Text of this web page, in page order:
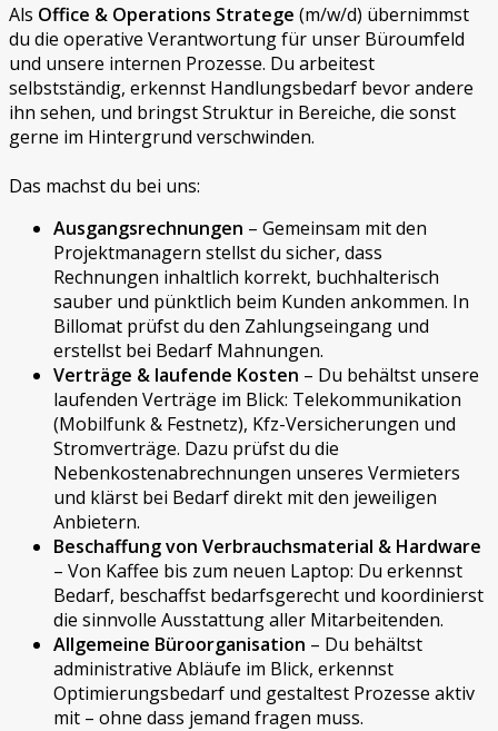
Als Office & Operations Stratege (m/w/d) übernimmst
du die operative Verantwortung für unser Büroumfeld
und unsere internen Prozesse. Du arbeitest
selbstständig, erkennst Handlungsbedarf bevor andere
ihn sehen, und bringst Struktur in Bereiche, die sonst
gerne im Hintergrund verschwinden.
Das machst du bei uns:
Ausgangsrechnungen – Gemeinsam mit den
Projektmanagern stellst du sicher, dass
Rechnungen inhaltlich korrekt, buchhalterisch
sauber und pünktlich beim Kunden ankommen. In
Billomat prüfst du den Zahlungseingang und
erstellst bei Bedarf Mahnungen.
Verträge & laufende Kosten – Du behältst unsere
laufenden Verträge im Blick: Telekommunikation
(Mobilfunk & Festnetz), Kfz-Versicherungen und
Stromverträge. Dazu prüfst du die
Nebenkostenabrechnungen unseres Vermieters
und klärst bei Bedarf direkt mit den jeweiligen
Anbietern.
Beschaffung von Verbrauchsmaterial & Hardware
– Von Kaffee bis zum neuen Laptop: Du erkennst
Bedarf, beschaffst bedarfsgerecht und koordinierst
die sinnvolle Ausstattung aller Mitarbeitenden.
Allgemeine Büroorganisation – Du behältst
administrative Abläufe im Blick, erkennst
Optimierungsbedarf und gestaltest Prozesse aktiv
mit – ohne dass jemand fragen muss.